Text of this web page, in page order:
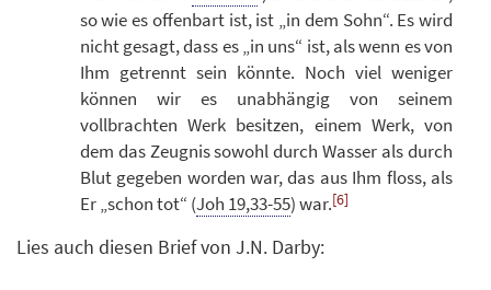
so wie es offenbart ist, ist „in dem Sohn“. Es wird
nicht gesagt, dass es „in uns“ ist, als wenn es von
Ihm getrennt sein könnte. Noch viel weniger
können wir es unabhängig von seinem
vollbrachten Werk besitzen, einem Werk, von
dem das Zeugnis sowohl durch Wasser als durch
Blut gegeben worden war, das aus Ihm floss, als
Er „schon tot“ (Joh 19,33-55) war.[6]
Lies auch diesen Brief von J.N. Darby: